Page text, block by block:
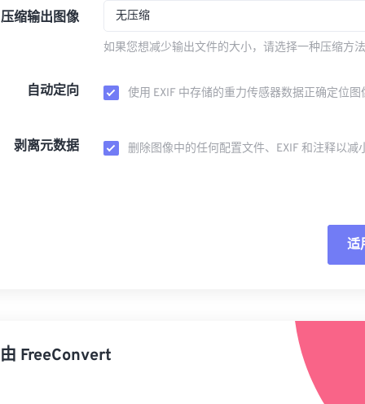
压缩输出图像 无压缩
如果您想减少输出文件的大小，请选择一种压缩方
自动定向 使用 EXIF 中存储的重力传感器数据正确定位图
剥离元数据 删除图像中的任何配置文件、EXIF 和注释以减
适
FreeConvert